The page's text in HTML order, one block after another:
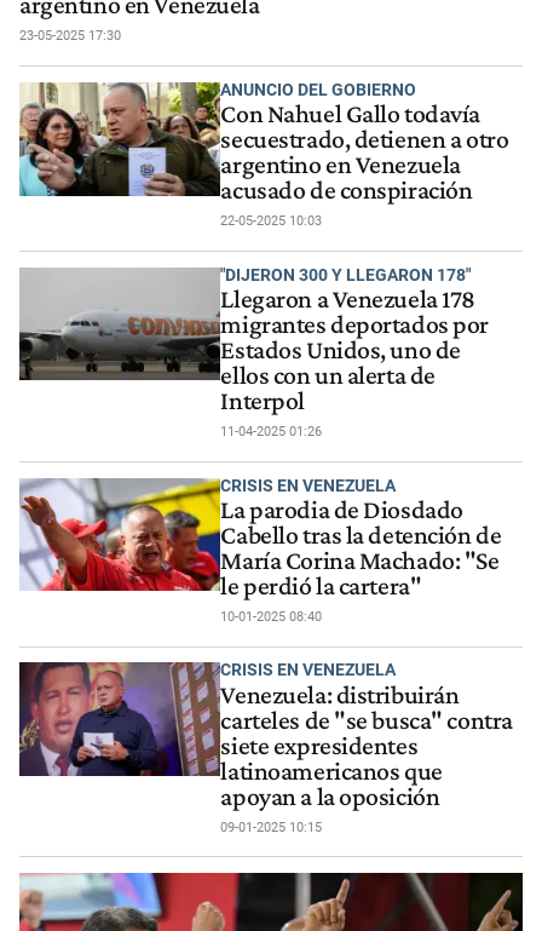
23-05-2025 17:30
ANUNCIO DEL GOBIERNO
Con Nahuel Gallo todavía
secuestrado, detienen a otro
argentino en Venezuela
acusado de conspiración
22-05-2025 10:03
"DIJERON 300 Y LLEGARON 178"
Llegaron a Venezuela 178
migrantes deportados por
Estados Unidos, uno de
ellos con un alerta de
Interpol
11-04-2025 01:26
CRISIS EN VENEZUELA
La parodia de Diosdado
Cabello tras la detención de
María Corina Machado: "Se
le perdió la cartera"
10-01-2025 08:40
CRISIS EN VENEZUELA
Venezuela: distribuirán
carteles de "se busca" contra
siete expresidentes
latinoamericanos que
apoyan a la oposición
09-01-2025 10:15